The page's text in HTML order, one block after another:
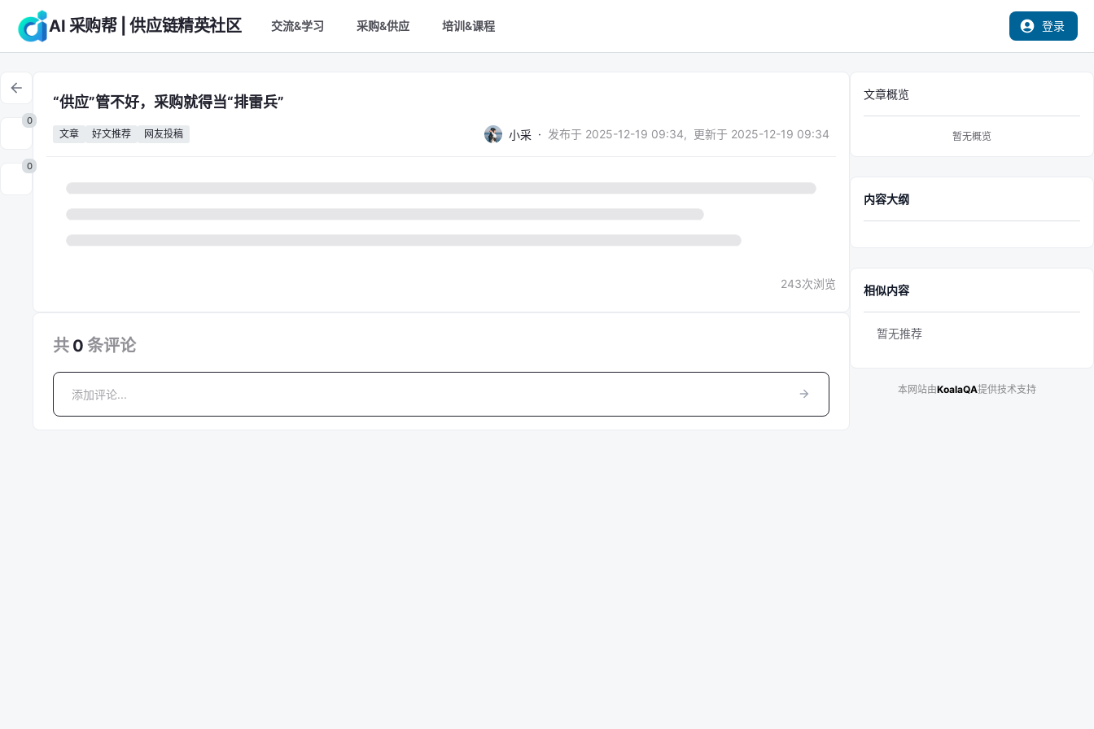
AI 采购帮 | 供应链精英社区 交流&学习 采购&供应 培训&课程 登录
0
0
“供应”管不好，采购就得当“排雷兵”
文章 好文推荐 网友投稿 小采 · 发布于 2025-12-19 09:34, 更新于 2025-12-19 09:34
243次浏览
共 0 条评论
文章概览
暂无概览
内容大纲
相似内容
暂无推荐
本网站由KoalaQA提供技术支持